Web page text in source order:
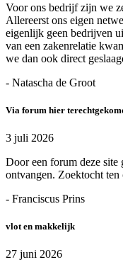
Voor ons bedrijf zijn we
Allereerst ons eigen
eigenlijk geen bedrijven
van een zakenrelatie
we dan ook direct
- Natascha de Groot
Via forum hier
3 juli 2026
Door een forum deze
ontvangen. Zoektocht ten
- Franciscus Prins
vlot en makkelijk
27 juni 2026